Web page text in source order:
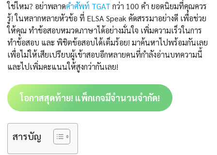
ใช่ไหม? อย่าพลาดคำศัพท์ TGAT กว่า 100 คำ ยอดนิยมที่คุณควร
รู้! ในหลากหลายหัวข้อ ที่ ELSA Speak คัดสรรมาอย่างดี เพื่อช่วย
ให้คุณ ทำข้อสอบหมวดภาษาได้อย่างมั่นใจ เพิ่มความเร็วในการ
ทำข้อสอบ และ พิชิตข้อสอบได้เต็มร้อย! มาค้นหาไปพร้อมกันเลย
เพื่อไม่ให้เสียเปรียบผู้เข้าสอบอีกหลายคนที่กำลังอ่านบทความนี้
และไปเพิ่มคะแนนให้สูงกว่ากันเลย!
โอกาสสุดท้าย! แพ็กเกจมีจำนวนจำกัด!
สารบัญ